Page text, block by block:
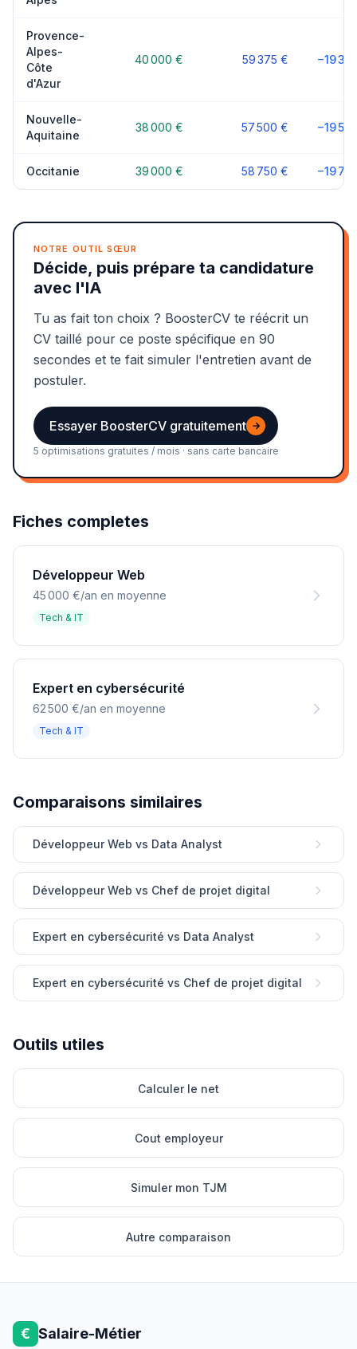
Provence-
Alpes-
Côte
d'Azur
40 000 € 59 375 € −19
Nouvelle-
Aquitaine
38 000 € 57 500 € −19
Occitanie 39 000 € 58 750 € −19
NOTRE OUTIL SŒUR
Décide, puis prépare ta candidature
avec l'IA
Tu as fait ton choix ? BoosterCV te réécrit un
CV taillé pour ce poste spécifique en 90
secondes et te fait simuler l'entretien avant de
postuler.
Essayer BoosterCV gratuitement →
5 optimisations gratuites / mois · sans carte bancaire
Fiches completes
Développeur Web
45 000 €/an en moyenne
Tech & IT
Expert en cybersécurité
62 500 €/an en moyenne
Tech & IT
Comparaisons similaires
Développeur Web vs Data Analyst
Développeur Web vs Chef de projet digital
Expert en cybersécurité vs Data Analyst
Expert en cybersécurité vs Chef de projet digital
Outils utiles
Calculer le net
Cout employeur
Simuler mon TJM
Autre comparaison
€ Salaire-Métier